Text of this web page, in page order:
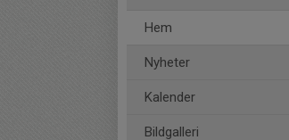
Hem
Nyheter
Kalender
Bildgalleri